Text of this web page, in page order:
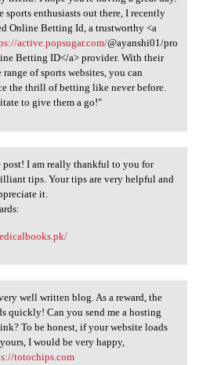
friend! I hope you
sports enthusiasts out there, I recently
Online Betting Id, a trustworthy <a
active.popsugar.com/@ayanshi01/pro
Betting ID</a> provider. With their
range of sports websites, you can
the thrill of betting like never before.
to give them a go!"
post! I am really
post! I am really thankful to you for
tips. Your tips are very helpful and
it.
well written
well written blog. As a reward, the
quickly! Can you send me a hosting
To be honest, if your website loads
yours, I would be very happy,
totochips.com